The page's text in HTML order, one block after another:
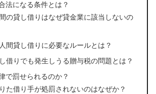
法になる条件とは？
の貸し借りはなぜ貸金業に該当しないの
間貸し借りに必要なルールとは？
借りでも発生しうる贈与税の問題とは？
で罰せられるのか？
た借り手が処罰されないのはなぜか？